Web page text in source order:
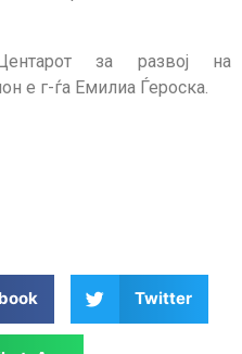
за развој на
е г-ѓа Емилиа Ѓероска.
Twitter